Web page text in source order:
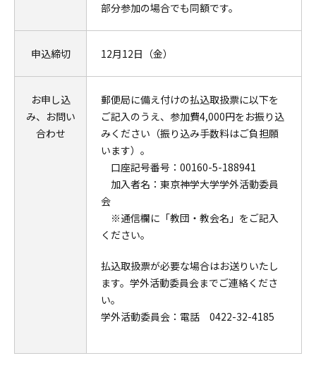
部分参加の場合でも同額です。
申込締切 12月12日（金）
お申し込
み、お問い
合わせ
郵便局に備え付けの払込取扱票に以下を
ご記入のうえ、参加費4,000円をお振り込
みください（振り込み手数料はご負担願
います）。
口座記号番号：00160-5-188941
加入者名：東京神学大学学外活動委員
会
※通信欄に「教団・教会名」をご記入
ください。
払込取扱票が必要な場合はお送りいたし
ます。学外活動委員会までご連絡くださ
い。
学外活動委員会：電話 0422-32-4185